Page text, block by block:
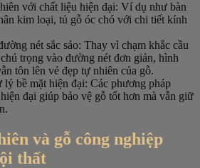
với chất liệu hiện đại: Ví dụ như bàn
kim loại, tủ gỗ óc chó với chi tiết kính
nét sắc sảo: Thay vì chạm khắc cầu
trọng vào đường nét đơn giản, hình
tôn lên vẻ đẹp tự nhiên của gỗ.
bề mặt hiện đại: Các phương pháp
đại giúp bảo vệ gỗ tốt hơn mà vẫn giữ
và gỗ công nghiệp
thất